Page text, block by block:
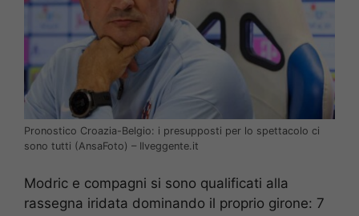
Pronostico Croazia-Belgio: i presupposti per lo spettacolo ci
sono tutti (AnsaFoto) – Ilveggente.it
Modric e compagni si sono qualificati alla
rassegna iridata dominando il proprio girone: 7